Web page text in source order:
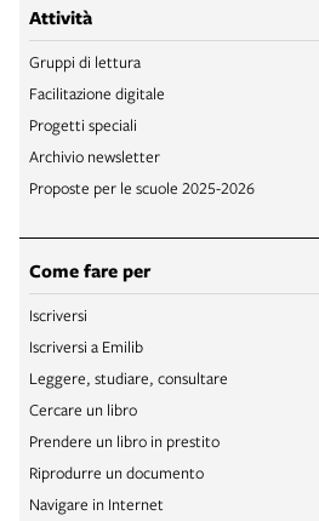
Attività
Gruppi di lettura
Facilitazione digitale
Progetti speciali
Archivio newsletter
Proposte per le scuole 2025-2026
Come fare per
Iscriversi
Iscriversi a Emilib
Leggere, studiare, consultare
Cercare un libro
Prendere un libro in prestito
Riprodurre un documento
Navigare in Internet